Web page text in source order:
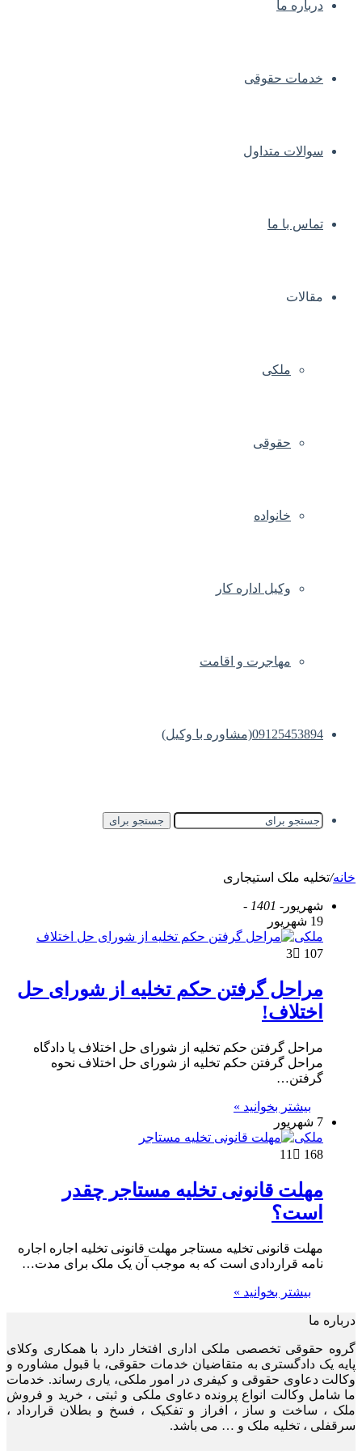
درباره ما
خدمات حقوقی
سوالات متداول
تماس با ما
مقالات
ملکی
حقوقی
خانواده
وکیل اداره کار
مهاجرت و اقامت
09125453894(مشاوره با وکیل)
جستجو برای
خانه/تخلیه ملک استیجاری
شهریور - 1401 -
19 شهریور
ملکی
3
107
مراحل گرفتن حکم تخلیه از شورای حل
اختلاف!
مراحل گرفتن حکم تخلیه از شورای حل اختلاف یا دادگاه
مراحل گرفتن حکم تخلیه از شورای حل اختلاف نحوه
گرفتن…
بیشتر بخوانید »
7 شهریور
ملکی
11
168
مهلت قانونی تخلیه مستاجر چقدر
است؟
مهلت قانونی تخلیه مستاجر مهلت قانونی تخلیه اجاره اجاره
نامه قراردادی است که به موجب آن یک ملک برای مدت…
بیشتر بخوانید »
درباره ما
گروه حقوقی تخصصی ملکی اداری افتخار دارد با همکاری وکلای
پایه یک دادگستری به متقاضیان خدمات حقوقی، با قبول مشاوره و
وکالت دعاوی حقوقی و کیفری در امور ملکی، یاری رساند. خدمات
ما شامل وکالت انواع پرونده دعاوی ملکی و ثبتی ، خرید و فروش
ملک ، ساخت و ساز ، افراز و تفکیک ، فسخ و بطلان قرارداد ،
سرقفلی ، تخلیه ملک و … می باشد.